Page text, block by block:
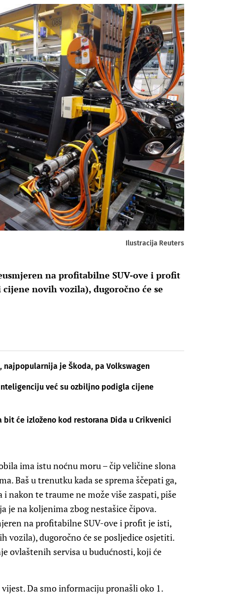
Ilustracija Reuters
na profitabilne SUV-ove i profit
novih vozila), dugoročno će se
najpopularnija je Škoda, pa Volkswagen
već su ozbiljno podigla cijene
će izloženo kod restorana Dida u Crikvenici
ima istu noćnu moru – čip veličine slona
Baš u trenutku kada se sprema ščepati ga,
nakon te traume ne može više zaspati, piše
je na koljenima zbog nestašice čipova.
na profitabilne SUV-ove i profit je isti,
vozila), dugoročno će se posljedice osjetiti.
ovlaštenih servisa u budućnosti, koji će
Da smo informaciju pronašli oko 1.